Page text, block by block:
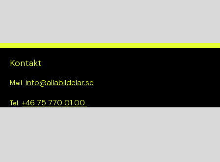
Kontakt
Mail: info@allabildelar.se
Tel: +46 75 770 01 00